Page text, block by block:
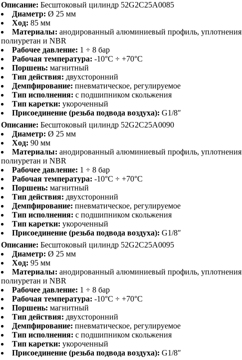
Описание: Бесштоковый цилиндр 52G2C25A0085
Диаметр: Ø 25 мм
Ход: 85 мм
Материалы: анодированный алюминиевый профиль, уплотнения
полиуретан и NBR
Рабочее давление: 1 ÷ 8 бар
Рабочая температура: -10°C ÷ +70°C
Поршень: магнитный
Тип действия: двухсторонний
Демпфирование: пневматическое, регулируемое
Тип исполнения: с подшипником скольжения
Тип каретки: укороченный
Присоединение (резьба подвода воздуха): G1/8″
Описание: Бесштоковый цилиндр 52G2C25A0090
Диаметр: Ø 25 мм
Ход: 90 мм
Материалы: анодированный алюминиевый профиль, уплотнения
полиуретан и NBR
Рабочее давление: 1 ÷ 8 бар
Рабочая температура: -10°C ÷ +70°C
Поршень: магнитный
Тип действия: двухсторонний
Демпфирование: пневматическое, регулируемое
Тип исполнения: с подшипником скольжения
Тип каретки: укороченный
Присоединение (резьба подвода воздуха): G1/8″
Описание: Бесштоковый цилиндр 52G2C25A0095
Диаметр: Ø 25 мм
Ход: 95 мм
Материалы: анодированный алюминиевый профиль, уплотнения
полиуретан и NBR
Рабочее давление: 1 ÷ 8 бар
Рабочая температура: -10°C ÷ +70°C
Поршень: магнитный
Тип действия: двухсторонний
Демпфирование: пневматическое, регулируемое
Тип исполнения: с подшипником скольжения
Тип каретки: укороченный
Присоединение (резьба подвода воздуха): G1/8″